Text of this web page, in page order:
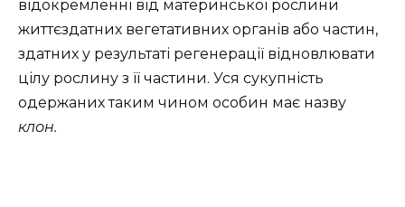
відокремленні від материнської рослини
життєздатних вегетативних органів або частин,
здатних у результаті регенерації відновлювати
цілу рослину з її частини. Уся сукупність
одержаних таким чином особин має назву
клон.